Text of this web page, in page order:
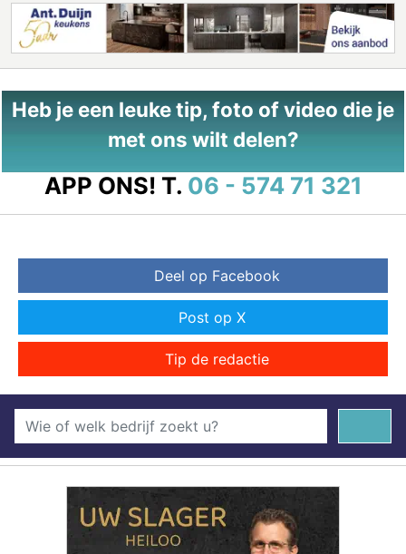
Heb je een leuke tip, foto of video die je
met ons wilt delen?
APP ONS! T. 06 - 574 71 321
Deel op Facebook
Post op X
Tip de redactie